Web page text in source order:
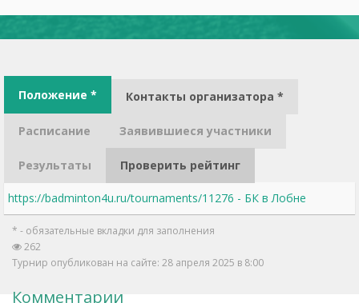
Положение * Контакты организатора *
Расписание Заявившиеся участники
Результаты Проверить рейтинг
https://badminton4u.ru/tournaments/11276 - БК в Лобне
* - обязательные вкладки для заполнения
262
Турнир опубликован на сайте: 28 апреля 2025 в 8:00
Комментарии